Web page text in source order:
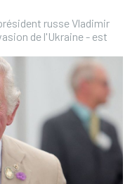
russe Vladimir
de l'Ukraine - est